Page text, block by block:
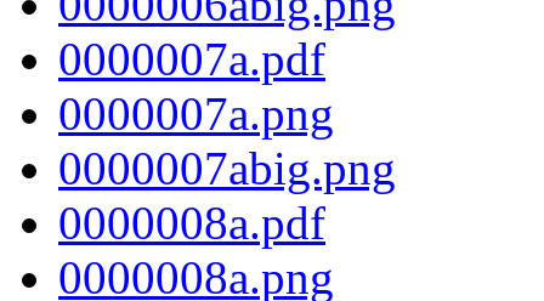
0000007a.pdf
0000007a.png
0000007abig.png
0000008a.pdf
0000008a.png